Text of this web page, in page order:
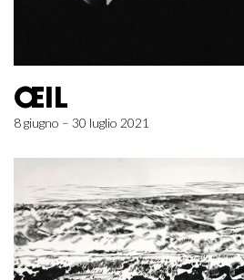
ŒIL
8 giugno – 30 luglio 2021